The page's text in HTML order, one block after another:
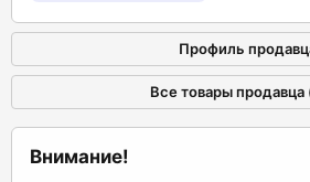
Профиль
Все товары продавца
Внимание!